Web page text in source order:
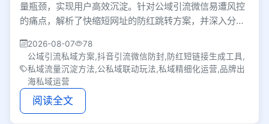
量瓶颈，实现用户高效沉淀。针对公域引流微信易遭风控
的痛点，解析了快缩短网址的防红跳转方案，并深入分析
2026-08-07
78
公域引流私域方案,抖音引流微信防封,防红短链接生成工具,
私域流量沉淀方法,公私域联动玩法,私域精细化运营,品牌出
海私域运营
阅读全文